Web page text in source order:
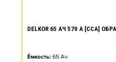
DELKOR 65 АЧ 570 А [CCA]
Ёмкость: 65 Ач